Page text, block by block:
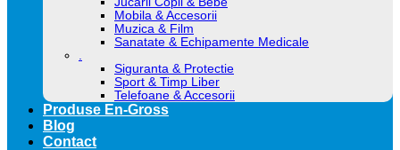
Mobila & Accesorii
Muzica & Film
Sanatate & Echipamente Medicale
.
Siguranta & Protectie
Sport & Timp Liber
Telefoane & Accesorii
Produse En-Gross
Blog
Contact